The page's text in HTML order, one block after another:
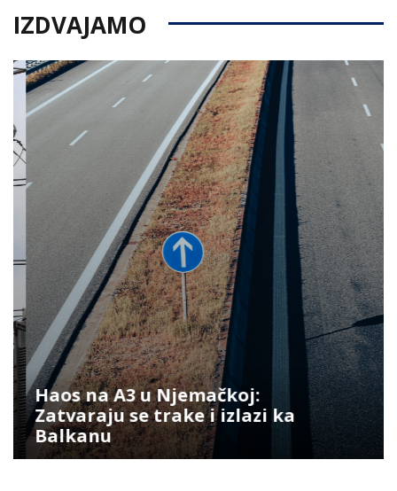
IZDVAJAMO
Haos na A3 u Njemačkoj:
Zatvaraju se trake i izlazi ka
Balkanu